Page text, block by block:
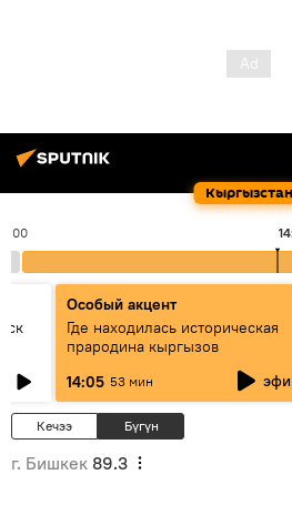
Кыргызстан
Особый акцент
Где находилась историческая
прародина кыргызов
14:05 53 мин
Кечээ Бүгүн
г. Бишкек 89.3